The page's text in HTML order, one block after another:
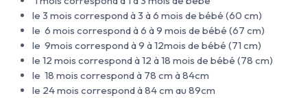
le 3 mois correspond à 3 à 6 mois de bébé (60 cm)
le 6 mois correspond à 6 à 9 mois de bébé (67 cm)
le 9mois correspond à 9 à 12mois de bébé (71 cm)
le 12 mois correspond à 12 à 18 mois de bébé (78 cm)
le 18 mois correspond à 78 cm à 84cm
le 24 mois correspond à 84 cm au 89cm